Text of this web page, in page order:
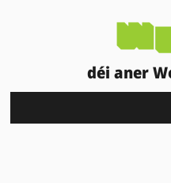
déi aner